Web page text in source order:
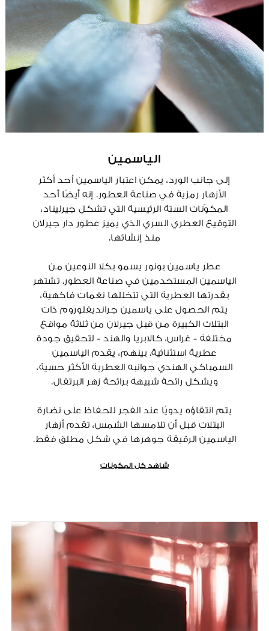
الياسمين
إلى جانب الورد، يمكن اعتبار الياسمين أحد أكثر
الأزهار رمزية في صناعة العطور. إنه أيضًا أحد
المكوّنات الستة الرئيسية التي تشكل جيرليناد،
التوقيع العطري السري الذي يميز عطور دار جيرلان
منذ إنشائها.
عطر ياسمين بونور يسمو بكلا النوعين من
الياسمين المستخدمين في صناعة العطور. تشتهر
بقدرتها العطرية التي تتخللها نغمات فاكهية،
يتم الحصول على ياسمين جرانديفلوروم ذات
البتلات الكبيرة من قبل جيرلان من ثلاثة مواقع
مختلفة - غراس، كالابريا والهند - لتحقيق جودة
عطرية استثنائية. بينهم، يقدم الياسمين
السمباكي الهندي جوانبه العطرية الأكثر حسية،
ويشكل رائحة شبيهة برائحة زهر البرتقال.
يتم انتقاؤه يدويًا عند الفجر للحفاظ على نضارة
البتلات قبل أن تلامسها الشمس، تقدم أزهار
الياسمين الرقيقة جوهرها في شكل مطلق فقط.
شاهد كل المكونات